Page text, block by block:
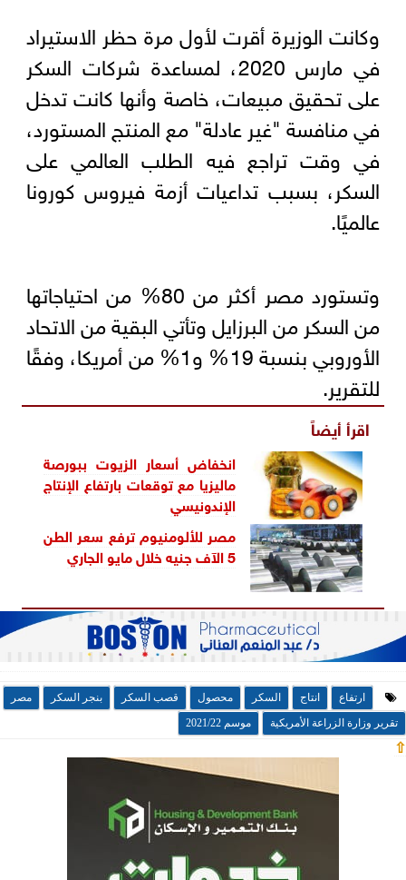
وكانت الوزيرة أقرت لأول مرة حظر الاستيراد
في مارس 2020، لمساعدة شركات السكر
على تحقيق مبيعات، خاصة وأنها كانت تدخل
في منافسة "غير عادلة" مع المنتج المستورد،
في وقت تراجع فيه الطلب العالمي على
السكر، بسبب تداعيات أزمة فيروس كورونا
عالميًا.
وتستورد مصر أكثر من 80% من احتياجاتها
من السكر من البرزايل وتأتي البقية من الاتحاد
الأوروبي بنسبة 19% و1% من أمريكا، وفقًا
للتقرير.
اقرأ أيضاً
انخفاض أسعار الزيوت ببورصة
ماليزيا مع توقعات بارتفاع الإنتاج
الإندونيسي
مصر للألومنيوم ترفع سعر الطن
5 الآف جنيه خلال مايو الجاري
ارتفاع انتاج السكر محصول قصب السكر بنجر السكر
مصر
تقرير وزارة الزراعة الأمريكية
موسم 2021/22
⇧